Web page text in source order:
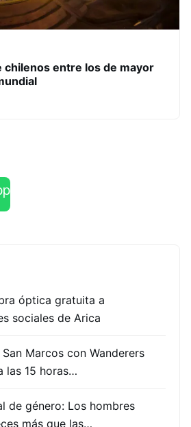
chilenos entre los de mayor
óptica gratuita a
sociales de Arica
Marcos con Wanderers
las 15 horas…
de género: Los hombres
más que las…